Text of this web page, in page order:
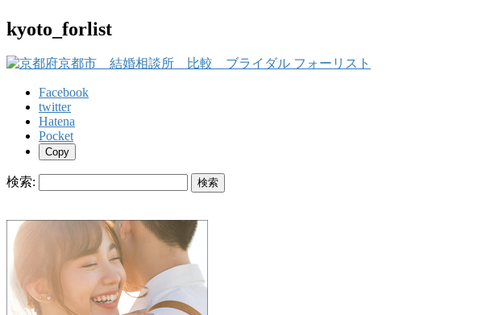
kyoto_forlist
Facebook
twitter
Hatena
Pocket
Copy
検索: